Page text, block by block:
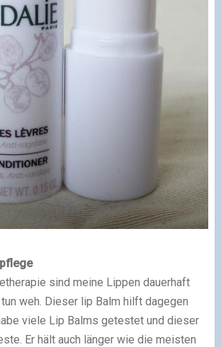
sind meine Lippen dauerhaft
weh. Dieser lip Balm hilft dagegen
viele Lip Balms getestet und dieser
Er hält auch länger wie die meisten